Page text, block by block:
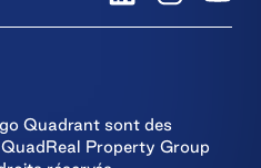
Quadrant sont des
Property Group